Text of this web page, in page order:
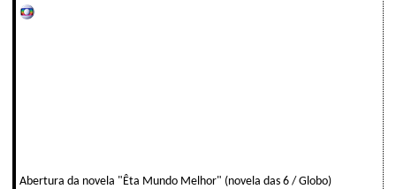
Abertura da novela "Êta Mundo Melhor" (novela das 6 / Globo)